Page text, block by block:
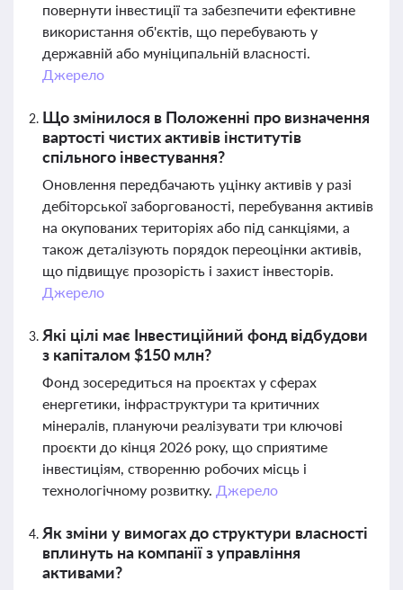
повернути інвестиції та забезпечити ефективне
використання об'єктів, що перебувають у
державній або муніципальній власності.
Джерело
Що змінилося в Положенні про визначення
вартості чистих активів інститутів
спільного інвестування?
Оновлення передбачають уцінку активів у разі
дебіторської заборгованості, перебування активів
на окупованих територіях або під санкціями, а
також деталізують порядок переоцінки активів,
що підвищує прозорість і захист інвесторів.
Джерело
Які цілі має Інвестиційний фонд відбудови
з капіталом $150 млн?
Фонд зосередиться на проєктах у сферах
енергетики, інфраструктури та критичних
мінералів, плануючи реалізувати три ключові
проєкти до кінця 2026 року, що сприятиме
інвестиціям, створенню робочих місць і
технологічному розвитку. Джерело
Як зміни у вимогах до структури власності
вплинуть на компанії з управління
активами?